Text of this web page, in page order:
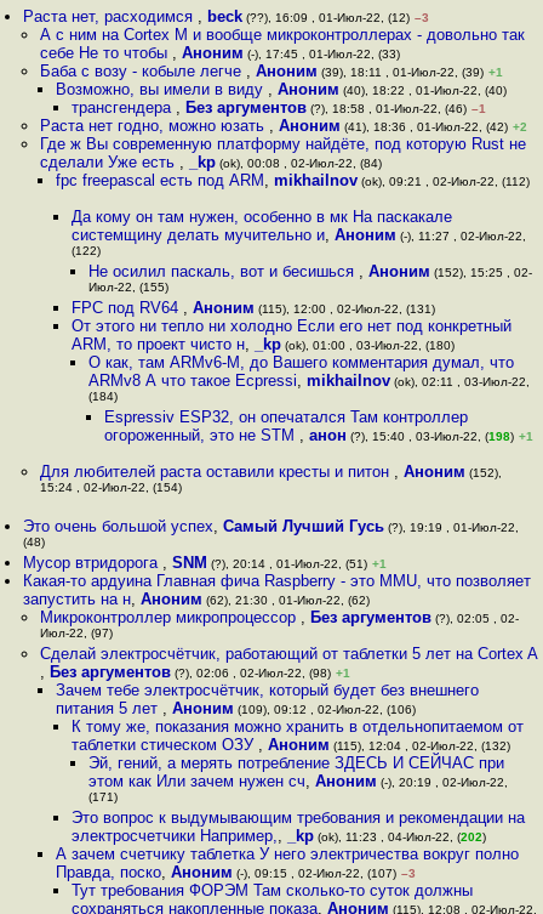
Раста нет, расходимся , beck (??), 16:09 , 01-Июл-22, (12) –3
А с ним на Cortex M и вообще микроконтроллерах - довольно так
себе Не то чтобы , Аноним (-), 17:45 , 01-Июл-22, (33)
Баба с возу - кобыле легче , Аноним (39), 18:11 , 01-Июл-22, (39) +1
Возможно, вы имели в виду , Аноним (40), 18:22 , 01-Июл-22, (40)
трансгендера , Без аргументов (?), 18:58 , 01-Июл-22, (46) –1
Раста нет годно, можно юзать , Аноним (41), 18:36 , 01-Июл-22, (42) +2
Где ж Вы современную платформу найдёте, под которую Rust не
сделали Уже есть , _kp(ok), 00:08 , 02-Июл-22, (84)
fpc freepascal есть под ARM , mikhailnov(ok), 09:21 , 02-Июл-22, (112)
Да кому он там нужен, особенно в мк На паскакале
системщину делать мучительно и,Аноним (-), 11:27 , 02-Июл-22,
(122)
Не осилил паскаль, вот и бесишься , Аноним (152), 15:25 , 02-
Июл-22, (155)
FPC под RV64 ,Аноним (115), 12:00 , 02-Июл-22, (131)
От этого ни тепло ни холодно Если его нет под конкретный
ARM, то проект чисто н, _kp (ok), 01:00 , 03-Июл-22, (180)
О как, там ARMv6-M, до Вашего комментария думал, что
ARMv8 А что такое Ecpressi, mikhailnov(ok), 02:11 , 03-Июл-22,
(184)
Espressiv ESP32, он опечатался Там контроллер
огороженный, это не STM , анон (?), 15:40 , 03-Июл-22, (198) +1
Для любителей раста оставили кресты и питон , Аноним (152),
15:24 , 02-Июл-22, (154)
Это очень большой успех,Самый Лучший Гусь (?), 19:19 , 01-Июл-22,
(48)
Мусор втридорога ,SNM (?), 20:14 , 01-Июл-22, (51) +1
Какая-то ардуина Главная фича Raspberry - это MMU, что позволяет
запустить на н,Аноним (62), 21:30 , 01-Июл-22, (62)
Микроконтроллер микропроцессор , Без аргументов(?), 02:05 , 02-
Июл-22, (97)
Сделай электросчётчик, работающий от таблетки 5 лет на Cortex A
, Без аргументов(?), 02:06 , 02-Июл-22, (98) +1
Зачем тебе электросчётчик, который будет без внешнего
питания 5 лет , Аноним (109), 09:12 , 02-Июл-22, (106)
К тому же, показания можно хранить в отдельнопитаемом от
таблетки стическом ОЗУ ,Аноним (115), 12:04 , 02-Июл-22, (132)
Эй, гений, а мерять потребление ЗДЕСЬ И СЕЙЧАС при
этом как Или зачем нужен сч, Аноним (-), 20:19 , 02-Июл-22,
(171)
Это вопрос к выдумывающим требования и рекомендации на
электросчетчики Например,, _kp (ok), 11:23 , 04-Июл-22, (202)
А зачем счетчику таблетка У него электричества вокруг полно
Правда, поско, Аноним (-), 09:15 , 02-Июл-22, (107) –3
Тут требования ФОРЭМ Там сколько-то суток должны
сохраняться накопленные показа,Аноним (115), 12:08 , 02-Июл-22,